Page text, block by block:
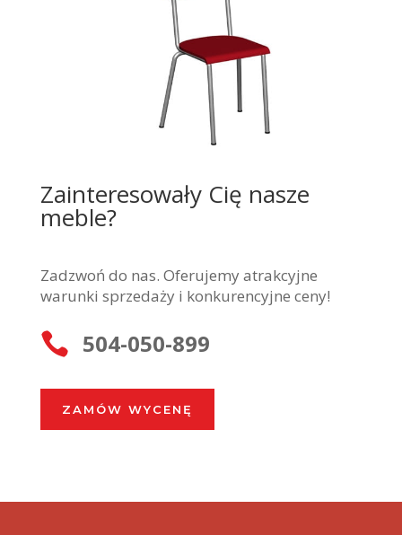
Zainteresowały Cię nasze
meble?
Zadzwoń do nas. Oferujemy atrakcyjne
warunki sprzedaży i konkurencyjne ceny!
 504-050-899
ZAMÓW WYCENĘ